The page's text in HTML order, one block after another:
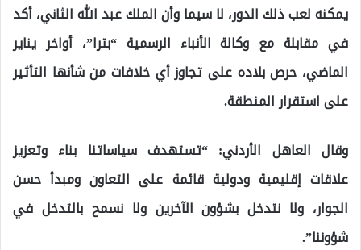
يمكنه لعب ذلك الدور، لا سيما وأن الملك عبد الله الثاني، أكد
في مقابلة مع وكالة الأنباء الرسمية “بترا”، أواخر يناير
الماضي، حرص بلاده على تجاوز أي خلافات من شأنها التأثير
على استقرار المنطقة.
وقال العاهل الأردني: “تستهدف سياساتنا بناء وتعزيز
علاقات إقليمية ودولية قائمة على التعاون ومبدأ حسن
الجوار، ولا نتدخل بشؤون الآخرين ولا نسمح بالتدخل في
شؤوننا”.